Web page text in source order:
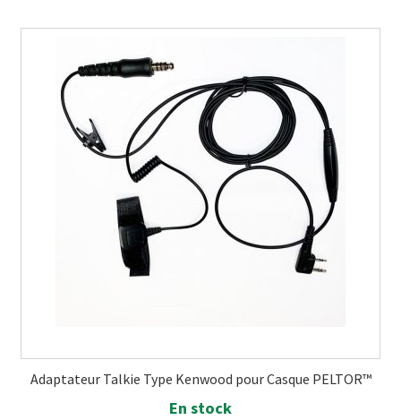
Adaptateur Talkie Type Kenwood pour Casque PELTOR™
En stock